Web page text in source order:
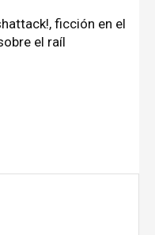
ficción en el
el raíl